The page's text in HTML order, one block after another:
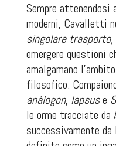
Sempre
moderni, Cavalletti
singolare trasporto,
emergere questioni
amalgamano
filosofico.
análogon, lapsuse
le orme tracciate da
successivamente da